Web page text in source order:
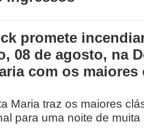
promete
08 de agosto, na
com os
Maria traz os maiores
para uma noite de